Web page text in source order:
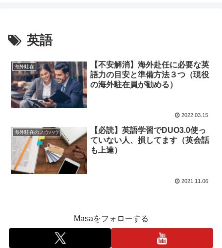
英語
海外駐在
【不安解消】海外赴任に必要な英
語力の目安と準備方法３つ（現役
の海外駐在員が勧める）
2022.03.15
海外駐在のノウハウ
【必読】英語学習でDUO3.0使っ
ていない人、損してます（英会話
も上達）
2021.11.06
Masaをフォローする